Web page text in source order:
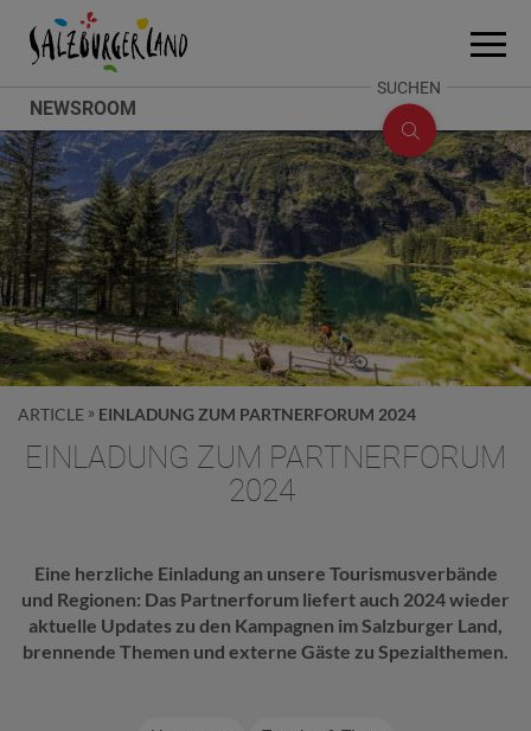
Zum InhaltAccesskey
[0]
Zum SeitenanfangAccesskey
[1]
Zum Fuß-BereichAccesskey
[2]
NEWSROOM
Menü
SUCHEN
SUCHE
ÖFFNEN
ARTICLE EINLADUNG ZUM PARTNERFORUM 2024
EINLADUNG ZUM PARTNERFORUM
2024
Eine herzliche Einladung an unsere Tourismusverbände
und Regionen: Das Partnerforum liefert auch 2024 wieder
aktuelle Updates zu den Kampagnen im Salzburger Land,
brennende Themen und externe Gäste zu Spezialthemen.